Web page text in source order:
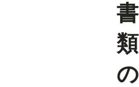
書
類
の